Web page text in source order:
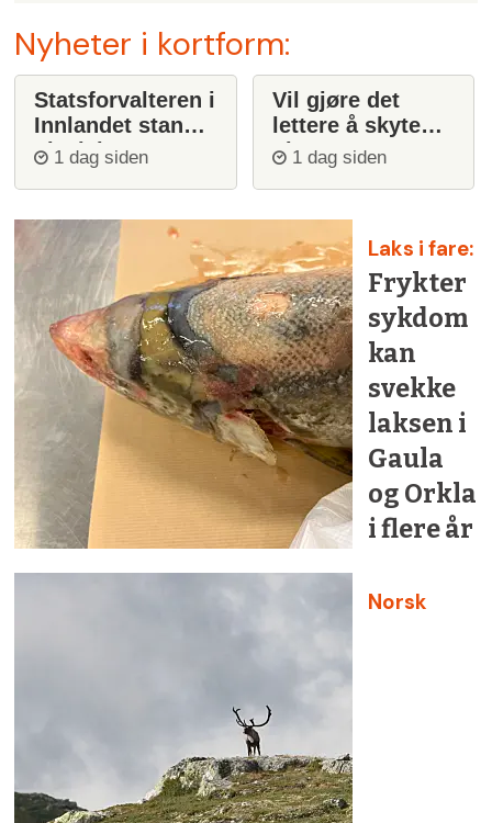
Nyheter i kortform:
Statsforvalteren i
Innlandet stanser
ulvejakt
1 dag siden
Vil gjøre det
lettere å skyte
ulv1 dag siden
Laks i fare:
Frykter
sykdom
kan
svekke
laksen i
Gaula
og Orkla
i flere år
Norsk